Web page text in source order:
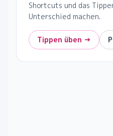
Shortcuts und das
Unterschied machen.
Tippen üben →